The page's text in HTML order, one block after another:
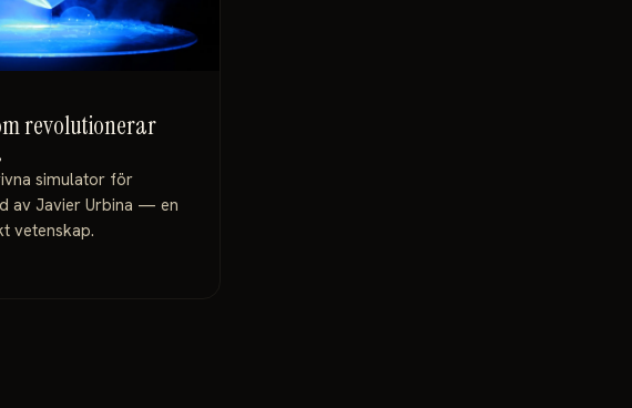
revolutionerar
simulator för
av Javier Urbina — en
vetenskap.